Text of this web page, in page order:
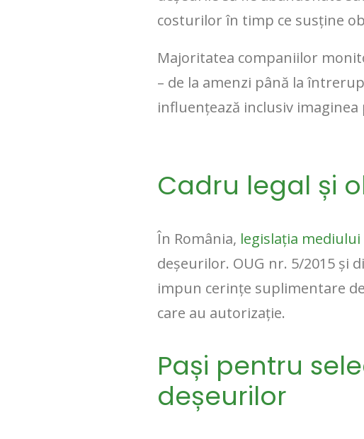
costurilor în timp ce susține
Majoritatea companiilor
– de la amenzi până la
influențează inclusiv
Cadru legal și
În România, legislația mediului
deșeurilor. OUG nr. 5/2015 și
impun cerințe suplimentare
care au autorizație.
Pași pentru
deșeurilor